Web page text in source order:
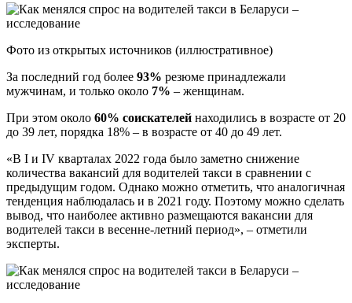
Фото из открытых источников (иллюстративное)
За последний год более 93% резюме принадлежали
мужчинам, и только около 7% – женщинам.
При этом около 60% соискателей находились в возрасте от 20
до 39 лет, порядка 18% – в возрасте от 40 до 49 лет.
«В I и IV кварталах 2022 года было заметно снижение
количества вакансий для водителей такси в сравнении с
предыдущим годом. Однако можно отметить, что аналогичная
тенденция наблюдалась и в 2021 году. Поэтому можно сделать
вывод, что наиболее активно размещаются вакансии для
водителей такси в весенне-летний период», – отметили
эксперты.